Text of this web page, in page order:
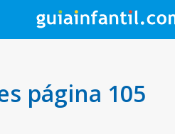
página 105